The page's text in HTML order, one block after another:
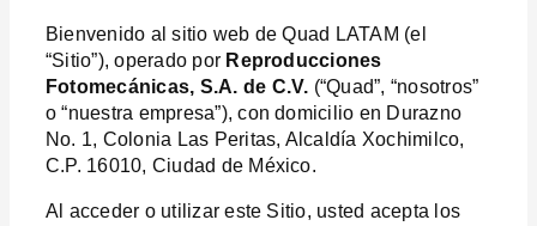
Bienvenido al sitio web de Quad LATAM (el
“Sitio”), operado por Reproducciones
Fotomecánicas, S.A. de C.V. (“Quad”, “nosotros”
o “nuestra empresa”), con domicilio en Durazno
No. 1, Colonia Las Peritas, Alcaldía Xochimilco,
C.P. 16010, Ciudad de México.
Al acceder o utilizar este Sitio, usted acepta los